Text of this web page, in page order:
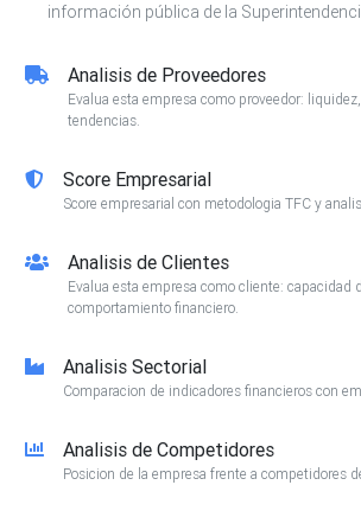
información pública de la
Analisis de Proveedores
Evalua esta empresa como proveedor:
tendencias.
Score Empresarial
Score empresarial con metodologia TFC y
Analisis de Clientes
Evalua esta empresa como cliente: capacidad
comportamiento financiero.
Analisis Sectorial
Comparacion de indicadores financieros con
Analisis de Competidores
Posicion de la empresa frente a competidores